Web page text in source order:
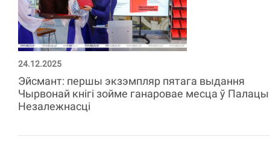
24.12.2025
Эйсмант: першы экзэмпляр пятага выдання
Чырвонай кнігі зойме ганаровае месца ў Палацы
Незалежнасці